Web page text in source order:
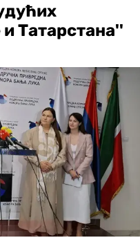
Татарстана''